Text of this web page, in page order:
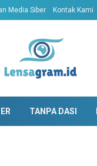
Media Siber Kontak Kami
TANPA DASI